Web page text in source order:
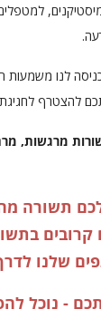
לנו משמעות
להצטרף
מרגשות,
תשורה
קרובים
שלנו
- נוכל